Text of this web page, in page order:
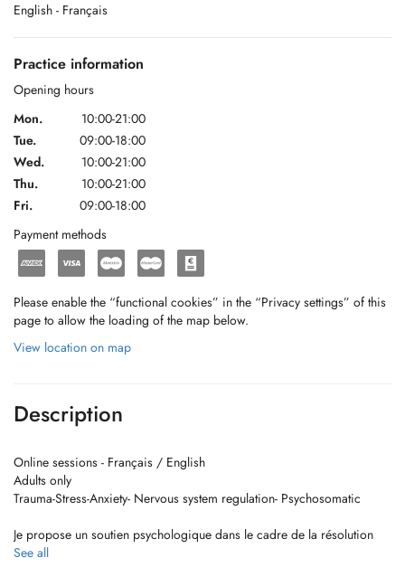
English - Français
Practice information
Opening hours
Mon.
10:00-21:00
Tue.
09:00-18:00
Wed.
10:00-21:00
Thu.
10:00-21:00
Fri.
09:00-18:00
Payment methods
Please enable the “functional cookies” in the “Privacy settings” of this
page to allow the loading of the map below.
View location on map
Description
Online sessions - Français / English
Adults only
Trauma-Stress-Anxiety- Nervous system regulation- Psychosomatic
Je propose un soutien psychologique dans le cadre de la résolution
des traumatismes mais aussi des troubles liés au stress et à l'anxiété, et
See all